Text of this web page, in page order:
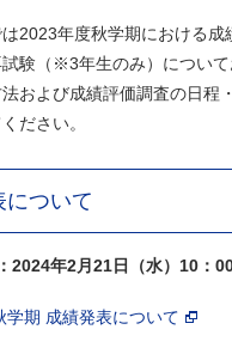
2023年度秋学期における成
験（※3年生のみ）について
および成績評価調査の日程
ださい。
について
2024年2月21日（水）10：
学期 成績発表について